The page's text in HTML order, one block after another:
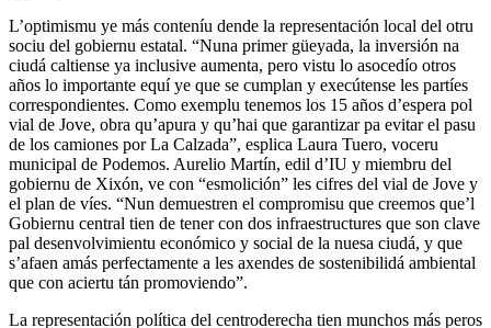
L’optimismu ye más conteníu dende la representación local del otru
sociu del gobiernu estatal. “Nuna primer güeyada, la inversión na
ciudá caltiense ya inclusive aumenta, pero vistu lo asocedío otros
años lo importante equí ye que se cumplan y execútense les partíes
correspondientes. Como exemplu tenemos los 15 años d’espera pol
vial de Jove, obra qu’apura y qu’hai que garantizar pa evitar el pasu
de los camiones por La Calzada”, esplica Laura Tuero, voceru
municipal de Podemos. Aurelio Martín, edil d’IU y miembru del
gobiernu de Xixón, ve con “esmolición” les cifres del vial de Jove y
el plan de víes. “Nun demuestren el compromisu que creemos que’l
Gobiernu central tien de tener con dos infraestructures que son clave
pal desenvolvimientu económico y social de la nuesa ciudá, y que
s’afaen amás perfectamente a les axendes de sostenibilidá ambiental
que con aciertu tán promoviendo”.
La representación política del centroderecha tien munchos más peros